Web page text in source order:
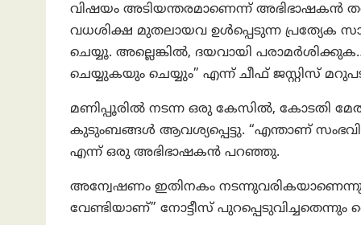
വിഷയം അടിയന്തരമാണെന്ന് അഭിഭാഷകൻ
വധശിക്ഷ മുതലായവ ഉൾപ്പെടുന്ന പ്രത്യേക
ചെയ്യൂ. അല്ലെങ്കിൽ, ദയവായി
ചെയ്യുകയും ചെയ്യും” എന്ന് ചീഫ് ജസ്റ്റിസ്
മണിപ്പൂരിൽ നടന്ന ഒരു കേസിൽ, കോടതി
കുടുംബങ്ങൾ ആവശ്യപ്പെട്ടു. “എന്താണ്
എന്ന് ഒരു അഭിഭാഷകൻ പറഞ്ഞു.
അന്വേഷണം ഇതിനകം
വേണ്ടിയാണ്” നോട്ടീസ്